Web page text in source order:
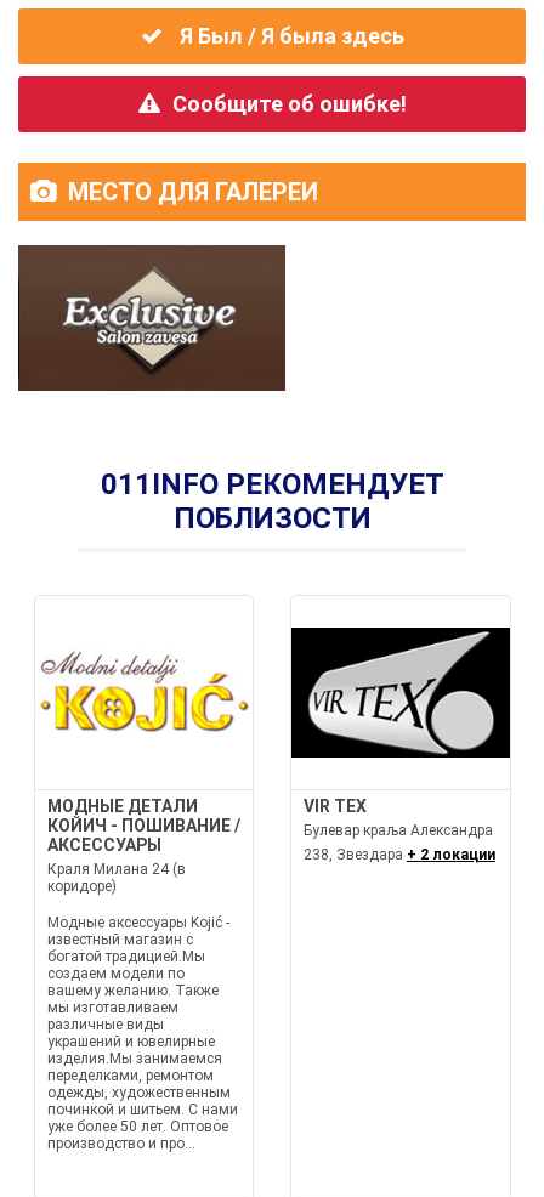
Я Был / Я была здесь
Сообщите об ошибке!
МЕСТО ДЛЯ ГАЛЕРЕИ
011INFO РЕКОМЕНДУЕТ
ПОБЛИЗОСТИ
МОДНЫЕ ДЕТАЛИ
КОЙИЧ - ПОШИВАНИЕ /
АКСЕССУАРЫ
Краля Милана 24 (в
коридоре)
Модные аксессуары Kojić -
известный магазин с
богатой традицией.Мы
создаем модели по
вашему желанию. Также
мы изготавливаем
различные виды
украшений и ювелирные
изделия.Мы занимаемся
переделками, ремонтом
одежды, художественным
починкой и шитьем. С нами
уже более 50 лет. Оптовое
производство и про...
VIR TEX
Булевар краља Александра
238, Звездара + 2 локации